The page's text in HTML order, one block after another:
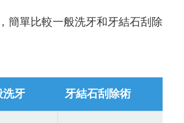
簡單比較一般洗牙和牙結石刮除
洗牙 牙結石刮除術